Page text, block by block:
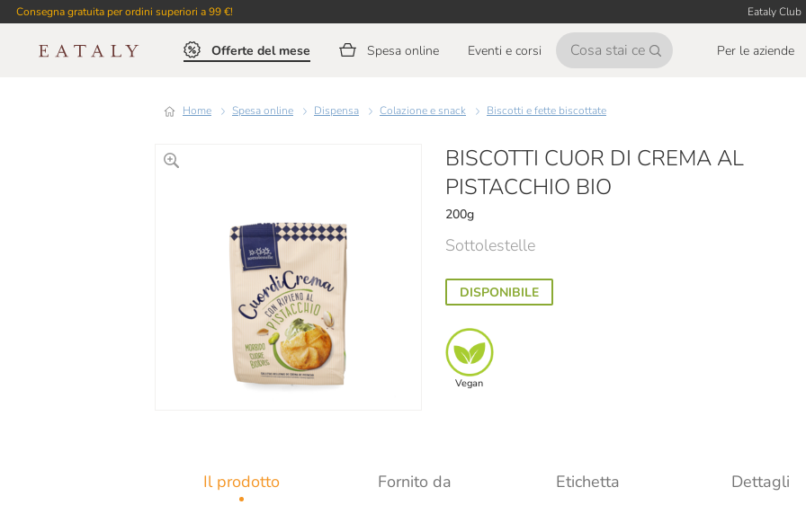
Consegna gratuita per ordini superiori a 99 €! Eataly Club
Offerte del mese Spesa online Eventi e corsi Per le aziende
Home Spesa online Dispensa Colazione e snack Biscotti e fette biscottate
BISCOTTI CUOR DI CREMA AL
PISTACCHIO BIO
200g
Sottolestelle
DISPONIBILE
Vegan
Il prodotto Fornito da Etichetta Dettagli